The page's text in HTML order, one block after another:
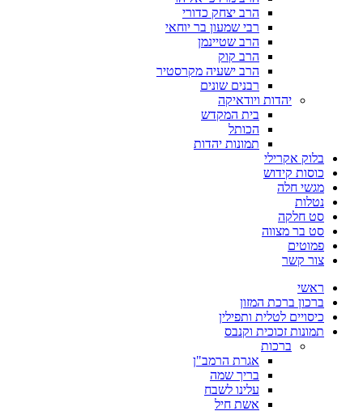
הרב יצחק כדורי
רבי שמעון בר יוחאי
הרב שטיינמן
הרב קוק
הרב ישעיה מקרסטיר
רבנים שונים
יהדות ויודאיקה
בית המקדש
הכותל
תמונות יהדות
בלוק אקרילי
כוסות קידוש
מגשי חלה
נטלות
סט חלקה
סט בר מצווה
פמוטים
צור קשר
ראשי
ברכון ברכת המזון
כיסויים לטלית ותפילין
תמונות זכוכית וקנבס
ברכות
אגרת הרמב"ן
בריך שמה
עלינו לשבח
אשת חיל